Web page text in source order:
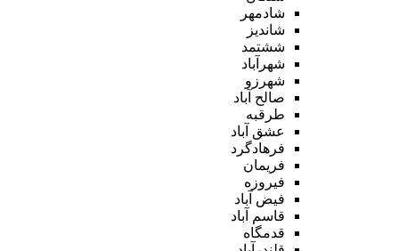
شادمهر
شاندیز
ششتمد
شهرآباد
شهرزو
صالح آباد
طرقبه
عشق آباد
فرهادگرد
فریمان
فیروزه
فیض آباد
قاسم آباد
قدمگاه